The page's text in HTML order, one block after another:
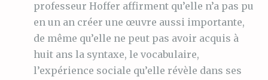
professeur Hoffer affirment qu’elle n’a pas pu
en un an créer une œuvre aussi importante,
de même qu’elle ne peut pas avoir acquis à
huit ans la syntaxe, le vocabulaire,
l’expérience sociale qu’elle révèle dans ses